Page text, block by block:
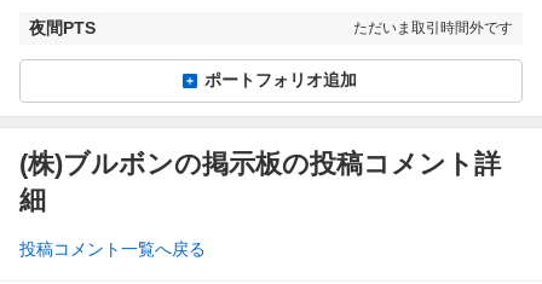
夜間PTS ただいま取引時間外です
ポートフォリオ追加
(株)ブルボンの掲示板の投稿コメント詳
細
投稿コメント一覧へ戻る